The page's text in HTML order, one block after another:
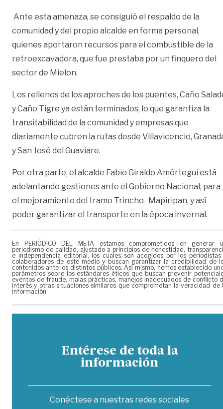
Ante esta amenaza, se consiguió el respaldo de la
comunidad y del propio alcalde en forma personal,
quienes aportaron recursos para el combustible de la
retroexcavadora, que fue prestaba por un finquero del
sector de Mielon.
Los rellenos de los aproches de los puentes, Caño
y Caño Tigre ya están terminados, lo que garantiza la
transitabilidad de la comunidad y empresas que
diariamente cubren la rutas desde Villavicencio,
y San José del Guaviare.
Por otra parte, el alcalde Fabio Giraldo Amórtegui está
adelantando gestiones ante el Gobierno Nacional, para
el mejoramiento del tramo Trincho- Mapiripan, y así
poder garantizar el transporte en la época invernal.
En PERIÓDICO DEL META estamos comprometidos en generar
periodismo de calidad, ajustado a principios de honestidad,
e independencia editorial, los cuales son acogidos por los periodistas
colaboradores de este medio y buscan garantizar la credibilidad de
contenidos ante los distintos públicos. Así mismo, hemos establecido
parámetros sobre los estándares éticos que buscan prevenir
eventos de fraude, malas prácticas, manejos inadecuados de conflicto
interés y otras situaciones similares que comprometan la veracidad de
información.
Entérese de toda la
información
Conéctese a nuestras redes sociales